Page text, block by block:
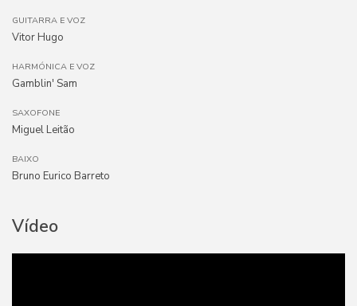
GUITARRA E VOZ
Vitor Hugo
HARMÓNICA E VOZ
Gamblin' Sam
SAXOFONE
Miguel Leitão
BAIXO
Bruno Eurico Barreto
Vídeo